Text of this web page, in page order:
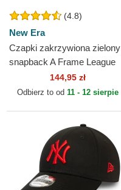
(4.8)
New Era
Czapki zakrzywiona zielony
snapback A Frame League
Essential New York Yankees
MLB New Era
144,95 zł
Odbierz to od 11 - 12 sierpie